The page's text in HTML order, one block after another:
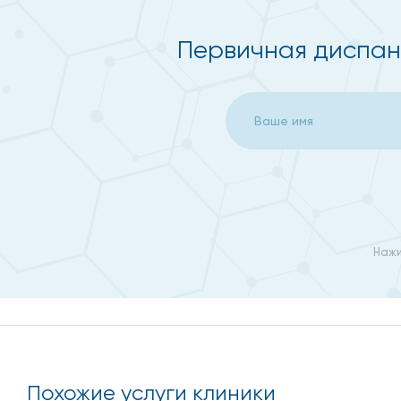
на функцию почек: креатинин, мочевина;
на функцию печени: общий белок, альбумин,
(g-глютамилтранспептидаза), ЛДГ
Первичная
Похожие услуги клиники